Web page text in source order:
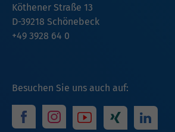
Besuchen Sie uns auch auf:
Köthener Straße 13
D-39218 Schönebeck
+49 3928 64 0